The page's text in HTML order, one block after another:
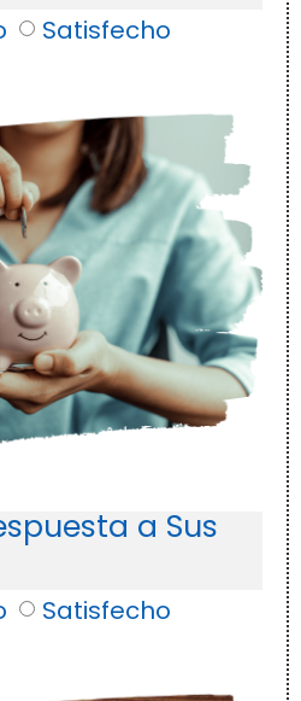
Satisfecho
a Sus
Satisfecho